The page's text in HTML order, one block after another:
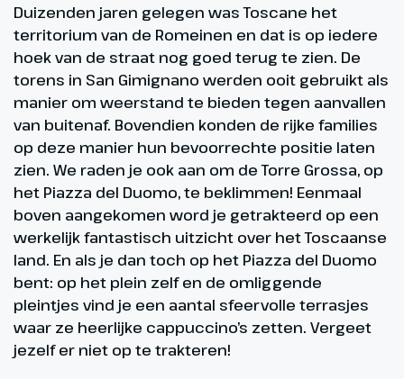
Duizenden jaren gelegen was Toscane het
territorium van de Romeinen en dat is op iedere
hoek van de straat nog goed terug te zien. De
torens in San Gimignano werden ooit gebruikt als
manier om weerstand te bieden tegen aanvallen
van buitenaf. Bovendien konden de rijke families
op deze manier hun bevoorrechte positie laten
zien. We raden je ook aan om de Torre Grossa, op
het Piazza del Duomo, te beklimmen! Eenmaal
boven aangekomen word je getrakteerd op een
werkelijk fantastisch uitzicht over het Toscaanse
land. En als je dan toch op het Piazza del Duomo
bent: op het plein zelf en de omliggende
pleintjes vind je een aantal sfeervolle terrasjes
waar ze heerlijke cappuccino’s zetten. Vergeet
jezelf er niet op te trakteren!